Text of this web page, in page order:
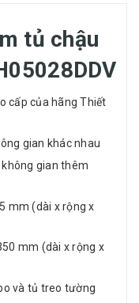
tủ chậu
cấp của hãng Thiết
gian khác nhau
gian thêm
mm (dài x rộng x
mm (dài x rộng x
và tủ treo tường